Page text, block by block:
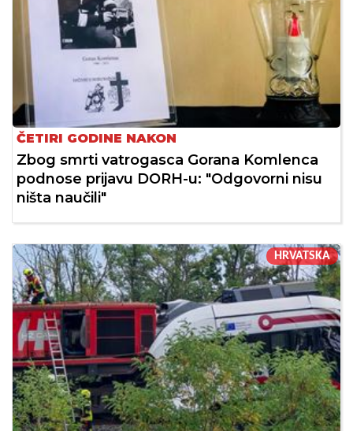
ČETIRI GODINE NAKON
Zbog smrti vatrogasca Gorana Komlenca
podnose prijavu DORH-u: "Odgovorni nisu
ništa naučili"
HRVATSKA